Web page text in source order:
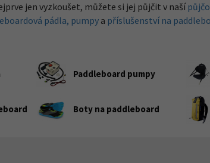
jen vyzkoušet, můžete si jej půjčit v naší
pádla, pumpy a příslušenství na
Paddleboard pumpy
Boty na paddleboard